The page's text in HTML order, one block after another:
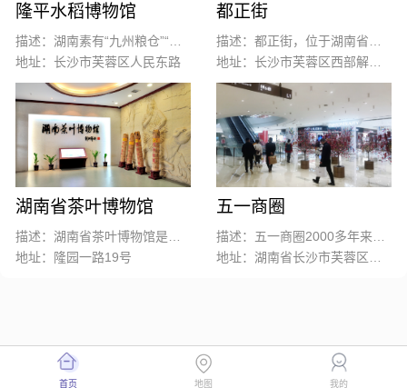
隆平水稻博物馆
地址：长沙市芙蓉区人民东路
都正街
湖南省茶叶博物馆
地址：隆园一路19号
五一商圈
首页 地图 我的